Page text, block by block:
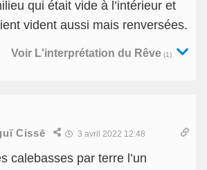
qui était vide à l’intérieur et
vident aussi mais renversées.
Voir L'interprétation du Rêve (1)
Cissē 3 avril 2022 12:48
calebasses par terre l’un